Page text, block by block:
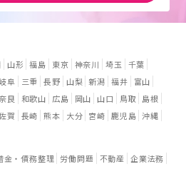
山形 福島 東京 神奈川 埼玉
千葉
阜 三重 長野 山梨 新潟 福井
富山
奈良 和歌山 広島 岡山 山口 鳥取
島根
賀 長崎 熊本 大分 宮崎 鹿児島 沖縄
金・債務整理 労働問題 不動産 企業法務